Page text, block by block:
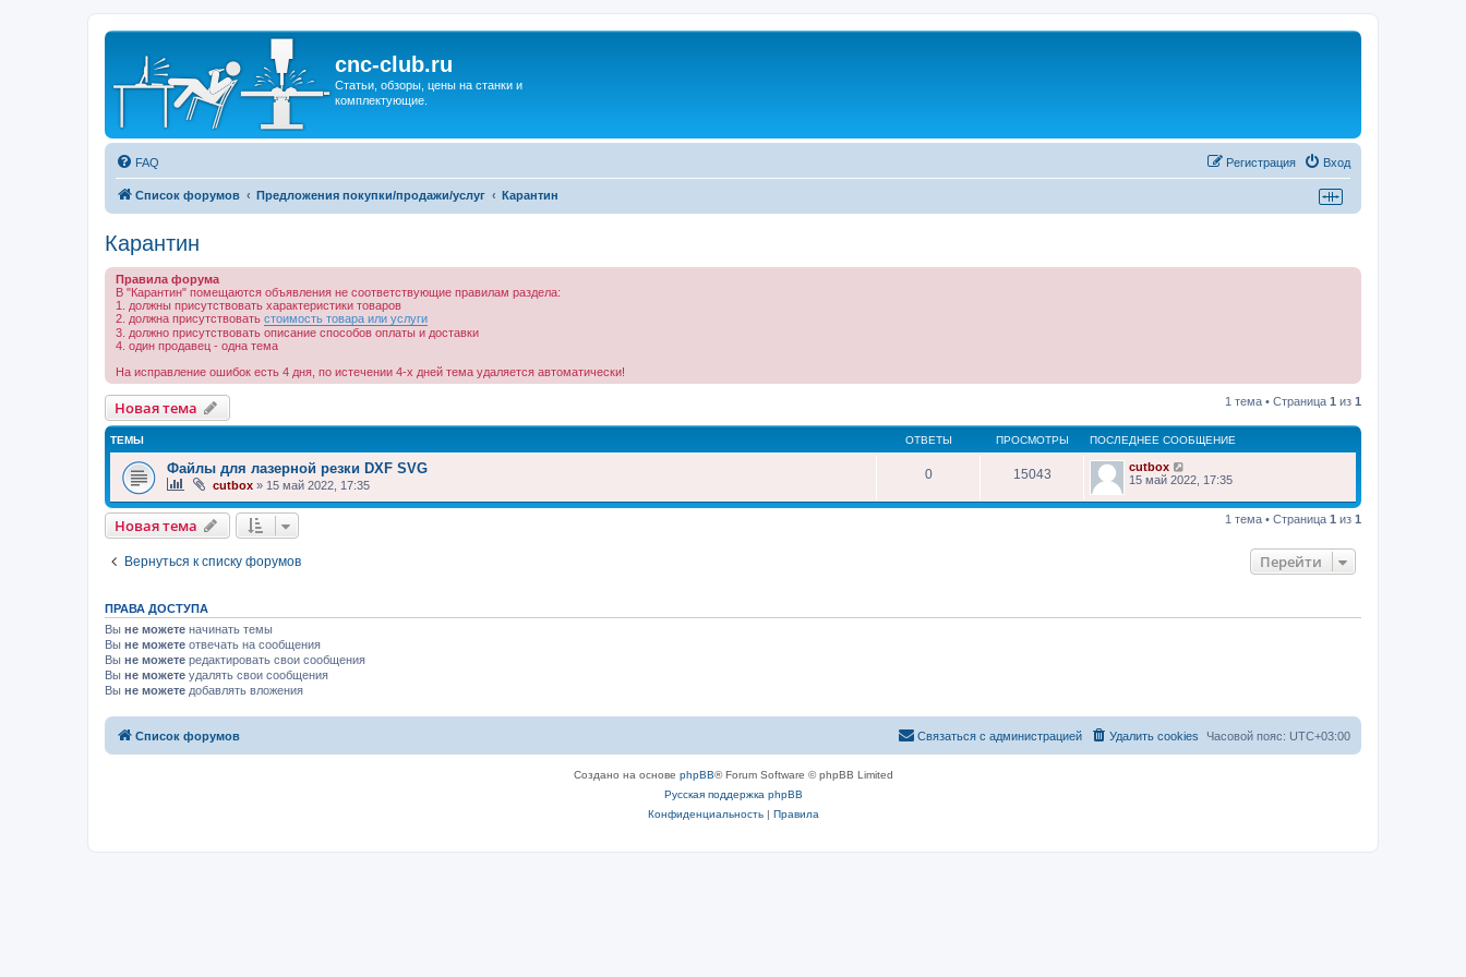
cnc-club.ru
Статьи, обзоры, цены на станки и
комплектующие.
FAQ Вход
Регистрация
Список форумов Предложения покупки/продажи/услуг Карантин
Карантин
Правила форума
В "Карантин" помещаются объявления не соответствующие правилам раздела:
1. должны присутствовать характеристики товаров
2. должна присутствовать стоимость товара или услуги
3. должно присутствовать описание способов оплаты и доставки
4. один продавец - одна тема
На исправление ошибок есть 4 дня, по истечении 4-х дней тема удаляется автоматически!
Новая тема 1 тема • Страница 1 из 1
ТЕМЫ ОТВЕТЫ ПРОСМОТРЫ ПОСЛЕДНЕЕ СООБЩЕНИЕ
Файлы для лазерной резки DXF SVG
cutbox » 15 май 2022, 17:35
0 15043
cutbox
15 май 2022, 17:35
Новая тема 1 тема • Страница 1 из 1
Вернуться к списку форумов Перейти
ПРАВА ДОСТУПА
Вы не можете начинать темы
Вы не можете отвечать на сообщения
Вы не можете редактировать свои сообщения
Вы не можете удалять свои сообщения
Вы не можете добавлять вложения
Список форумов Часовой пояс: UTC+03:00
Удалить cookies
Связаться с администрацией
Создано на основе phpBB® Forum Software © phpBB Limited
Русская поддержка phpBB
Конфиденциальность| Правила